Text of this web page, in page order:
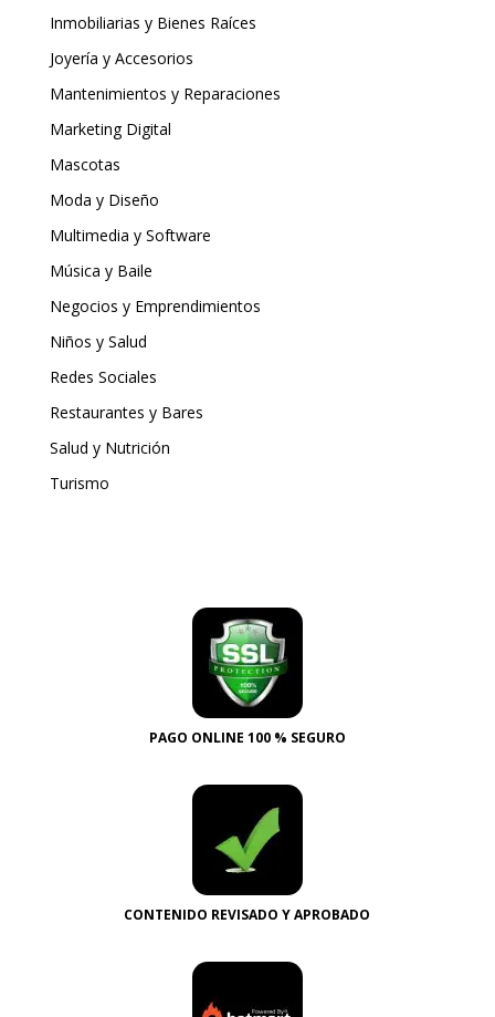
Inmobiliarias y Bienes Raíces
Joyería y Accesorios
Mantenimientos y Reparaciones
Marketing Digital
Mascotas
Moda y Diseño
Multimedia y Software
Música y Baile
Negocios y Emprendimientos
Niños y Salud
Redes Sociales
Restaurantes y Bares
Salud y Nutrición
Turismo
PAGO ONLINE 100 % SEGURO
CONTENIDO REVISADO Y APROBADO